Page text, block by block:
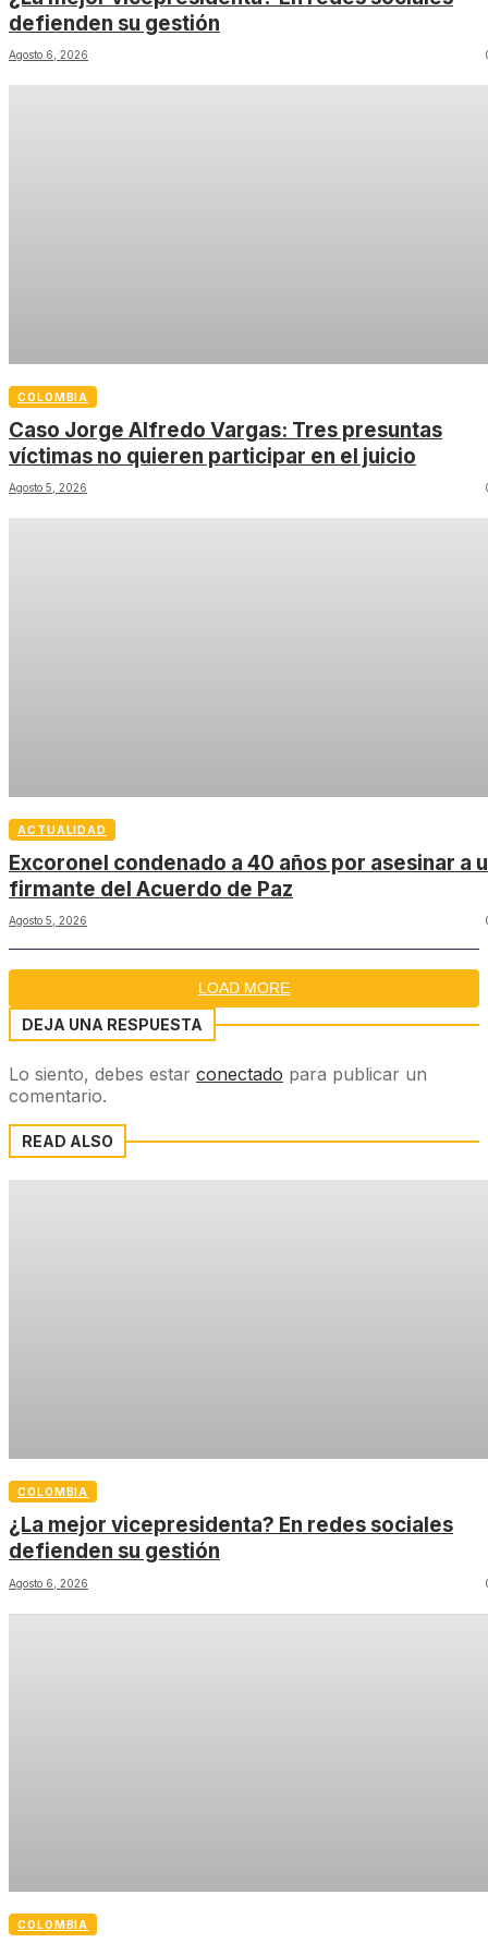
defienden su gestión
Agosto 6, 2026
COLOMBIA
Caso Jorge Alfredo Vargas: Tres presuntas
víctimas no quieren participar en el juicio
Agosto 5, 2026
ACTUALIDAD
Excoronel condenado a 40 años por asesinar a
firmante del Acuerdo de Paz
Agosto 5, 2026
LOAD MORE
DEJA UNA RESPUESTA
Lo siento, debes estar conectado para publicar un
comentario.
READ ALSO
COLOMBIA
¿La mejor vicepresidenta? En redes sociales
defienden su gestión
Agosto 6, 2026
COLOMBIA